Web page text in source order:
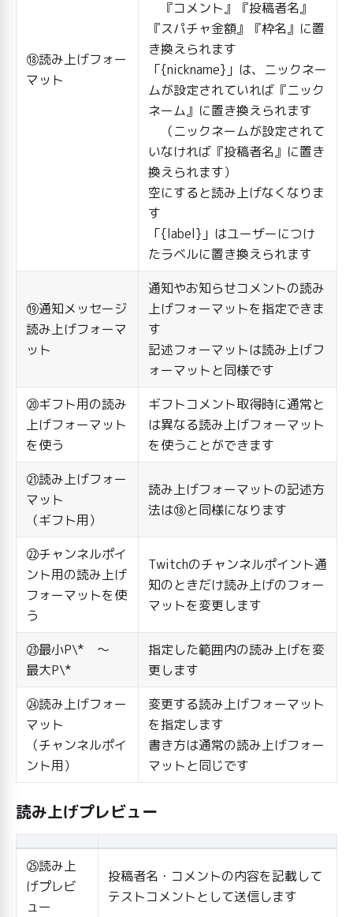
⑱読み上げフォー
マット
『コメント』『投稿者名』
『スパチャ金額』『枠名』に置
き換えられます
「{nickname}」は、ニックネー
ムが設定されていれば『ニック
ネーム』に置き換えられます
（ニックネームが設定されて
いなければ『投稿者名』に置き
換えられます）
空にすると読み上げなくなりま
す
「{label}」はユーザーにつけ
たラベルに置き換えられます
⑲通知メッセージ
読み上げフォーマ
ット
通知やお知らせコメントの読み
上げフォーマットを指定できま
す
記述フォーマットは読み上げフ
ォーマットと同様です
⑳ギフト用の読み
上げフォーマット
を使う
ギフトコメント取得時に通常と
は異なる読み上げフォーマット
を使うことができます
㉑読み上げフォー
マット
（ギフト用）
読み上げフォーマットの記述方
法は⑱と同様になります
㉒チャンネルポイ
ント用の読み上げ
フォーマットを使
う
Twitchのチャンネルポイント通
知のときだけ読み上げのフォー
マットを変更します
㉓最小P\* ～
最大P\*
指定した範囲内の読み上げを変
更します
㉔読み上げフォー
マット
（チャンネルポイ
ント用）
変更する読み上げフォーマット
を指定します
書き方は通常の読み上げフォー
マットと同じです
読み上げプレビュー
㉕読み上
げプレビ
ュー
投稿者名・コメントの内容を記載して
テストコメントとして送信します